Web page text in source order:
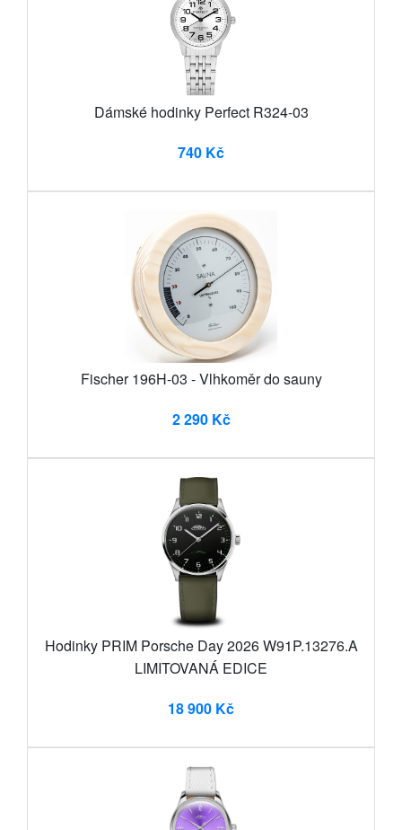
Dámské hodinky Perfect R324-03
740 Kč
Fischer 196H-03 - Vlhkoměr do sauny
2 290 Kč
Hodinky PRIM Porsche Day 2026 W91P.13276.A
LIMITOVANÁ EDICE
18 900 Kč